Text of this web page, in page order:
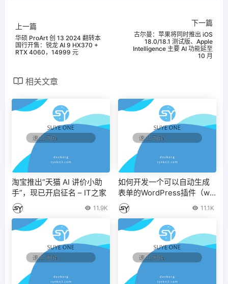
上一篇
华硕 ProArt 创 13 2024 翻转本
国行开售：锐龙 AI 9 HX370 +
RTX 4060，14999 元
下一篇
古尔曼：苹果将同时推出 iOS
18.0/18.1 测试版、Apple
Intelligence 主要 AI 功能延至
10 月
相关文章
淘宝推出“天猫 AI 讲价小助
手”，现已开启征名 – IT之家
11.9K
如何开发一个可以自动生成
表单的WordPress插件（wp
f自定义表单）？
11.1K